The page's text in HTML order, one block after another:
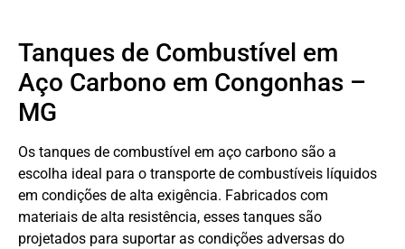
Tanques de Combustível em
Aço Carbono em Congonhas –
MG
Os tanques de combustível em aço carbono são a
escolha ideal para o transporte de combustíveis líquidos
em condições de alta exigência. Fabricados com
materiais de alta resistência, esses tanques são
projetados para suportar as condições adversas do